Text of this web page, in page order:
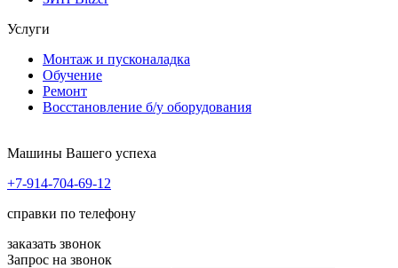
Услуги
Монтаж и пусконаладка
Обучение
Ремонт
Восстановление б/у оборудования
Машины Вашего успеха
+7-914-704-69-12
справки по телефону
заказать звонок
Запрос на звонок